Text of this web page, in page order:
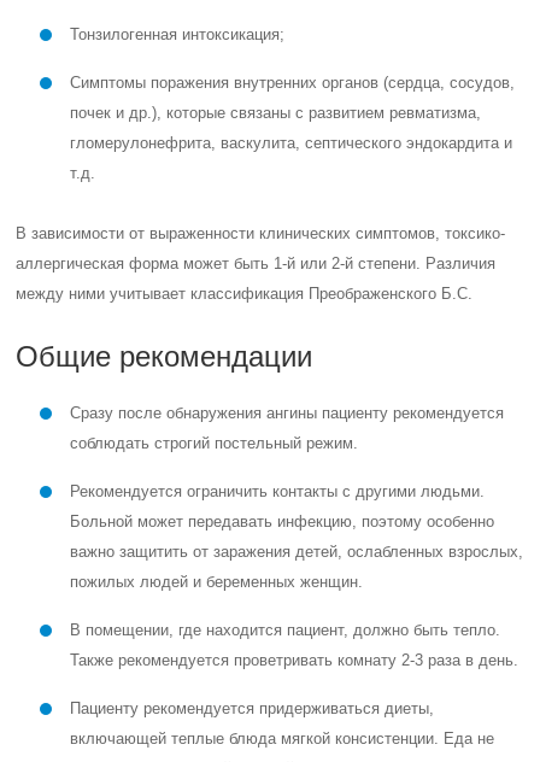
Тонзилогенная интоксикация;
Симптомы поражения внутренних органов (сердца, сосудов,
почек и др.), которые связаны с развитием ревматизма,
гломерулонефрита, васкулита, септического эндокардита и
т.д.
В зависимости от выраженности клинических симптомов, токсико-
аллергическая форма может быть 1-й или 2-й степени. Различия
между ними учитывает классификация Преображенского Б.С.
Общие рекомендации
Сразу после обнаружения ангины пациенту рекомендуется
соблюдать строгий постельный режим.
Рекомендуется ограничить контакты с другими людьми.
Больной может передавать инфекцию, поэтому особенно
важно защитить от заражения детей, ослабленных взрослых,
пожилых людей и беременных женщин.
В помещении, где находится пациент, должно быть тепло.
Также рекомендуется проветривать комнату 2-3 раза в день.
Пациенту рекомендуется придерживаться диеты,
включающей теплые блюда мягкой консистенции. Еда не